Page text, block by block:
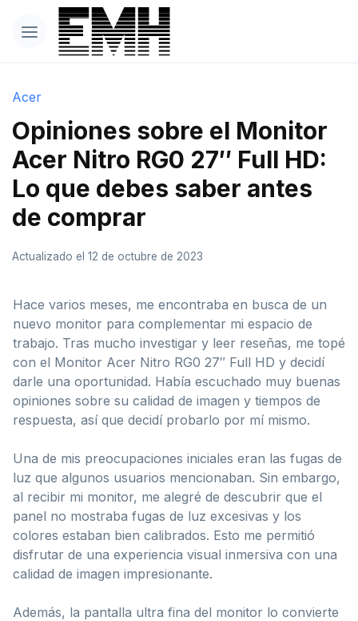
Acer
Opiniones sobre el Monitor
Acer Nitro RG0 27″ Full HD:
Lo que debes saber antes
de comprar
Actualizado el 12 de octubre de 2023
Hace varios meses, me encontraba en busca de un
nuevo monitor para complementar mi espacio de
trabajo. Tras mucho investigar y leer reseñas, me topé
con el Monitor Acer Nitro RG0 27″ Full HD y decidí
darle una oportunidad. Había escuchado muy buenas
opiniones sobre su calidad de imagen y tiempos de
respuesta, así que decidí probarlo por mí mismo.
Una de mis preocupaciones iniciales eran las fugas de
luz que algunos usuarios mencionaban. Sin embargo,
al recibir mi monitor, me alegré de descubrir que el
panel no mostraba fugas de luz excesivas y los
colores estaban bien calibrados. Esto me permitió
disfrutar de una experiencia visual inmersiva con una
calidad de imagen impresionante.
Además, la pantalla ultra fina del monitor lo convierte